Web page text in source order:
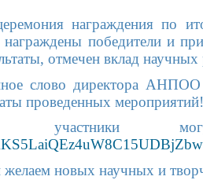
награждения по
победители и
отмечен вклад научных
слово директора
проведенных мероприятий!
участники
новых научных и